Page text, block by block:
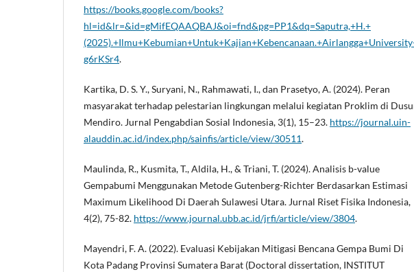
https://books.google.com/books?
hl=id&lr=&id=gMifEQAAQBAJ&oi=fnd&pg=PP1&dq=Saputra,+H.+
g6rKSr4.
Kartika, D. S. Y., Suryani, N., Rahmawati, I., dan Prasetyo, A. (2024). Peran
masyarakat terhadap pelestarian lingkungan melalui kegiatan Proklim di
Mendiro. Jurnal Pengabdian Sosial Indonesia, 3(1), 15–23. https://journal.uin-
alauddin.ac.id/index.php/sainfis/article/view/30511.
Maulinda, R., Kusmita, T., Aldila, H., & Triani, T. (2024). Analisis b-value
Gempabumi Menggunakan Metode Gutenberg-Richter Berdasarkan Estimasi
Maximum Likelihood Di Daerah Sulawesi Utara. Jurnal Riset Fisika Indonesia,
4(2), 75-82. https://www.journal.ubb.ac.id/jrfi/article/view/3804.
Mayendri, F. A. (2022). Evaluasi Kebijakan Mitigasi Bencana Gempa Bumi Di
Kota Padang Provinsi Sumatera Barat (Doctoral dissertation, INSTITUT